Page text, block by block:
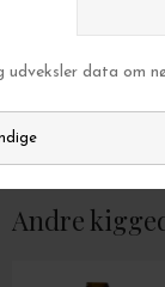
KunstIndustrien
Udendørs
DKK 289,00
Andre